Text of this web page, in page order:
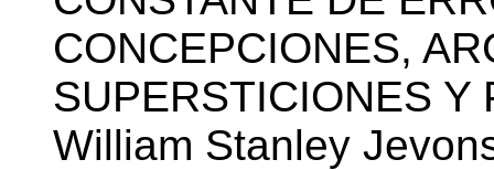
CONCEPCIONES,
SUPERSTICIONES Y
William Stanley